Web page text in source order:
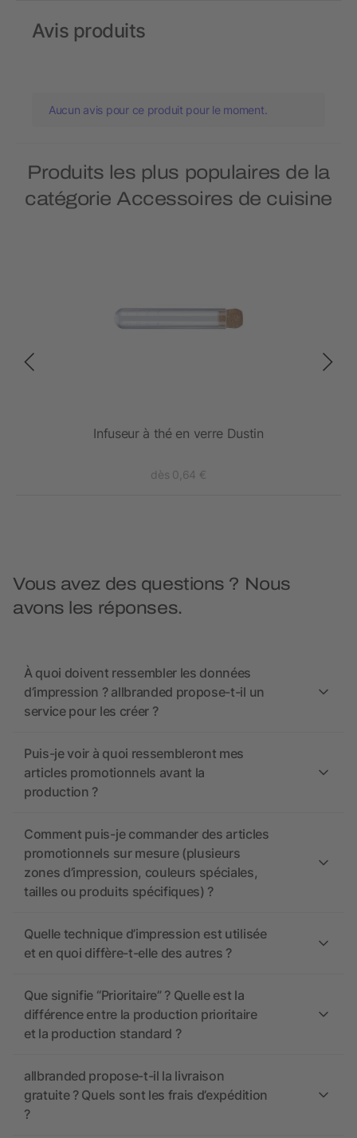
Avis produits
Aucun avis pour ce produit pour le moment.
Produits les plus populaires de la
catégorie Accessoires de cuisine
Infuseur à thé en verre Dustin
dès 0,64 €
Vous avez des questions ? Nous
avons les réponses.
À quoi doivent ressembler les données
d’impression ? allbranded propose-t-il un
service pour les créer ?
Puis-je voir à quoi ressembleront mes
articles promotionnels avant la
production ?
Comment puis-je commander des articles
promotionnels sur mesure (plusieurs
zones d’impression, couleurs spéciales,
tailles ou produits spécifiques) ?
Quelle technique d’impression est utilisée
et en quoi diffère-t-elle des autres ?
Que signifie “Prioritaire” ? Quelle est la
différence entre la production prioritaire
et la production standard ?
allbranded propose-t-il la livraison
gratuite ? Quels sont les frais d’expédition
?